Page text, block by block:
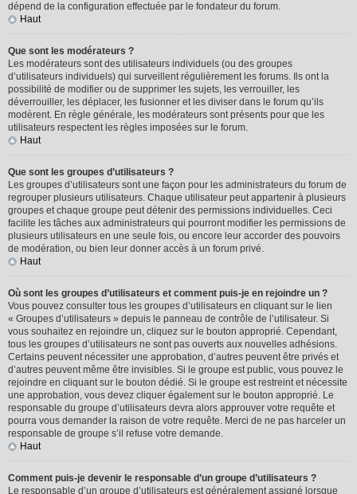
dépend de la configuration effectuée par le fondateur du forum.
Haut
Que sont les modérateurs ?
Les modérateurs sont des utilisateurs individuels (ou des groupes
d’utilisateurs individuels) qui surveillent régulièrement les forums. Ils ont la
possibilité de modifier ou de supprimer les sujets, les verrouiller, les
déverrouiller, les déplacer, les fusionner et les diviser dans le forum qu’ils
modèrent. En règle générale, les modérateurs sont présents pour que les
utilisateurs respectent les règles imposées sur le forum.
Haut
Que sont les groupes d’utilisateurs ?
Les groupes d’utilisateurs sont une façon pour les administrateurs du forum de
regrouper plusieurs utilisateurs. Chaque utilisateur peut appartenir à plusieurs
groupes et chaque groupe peut détenir des permissions individuelles. Ceci
facilite les tâches aux administrateurs qui pourront modifier les permissions de
plusieurs utilisateurs en une seule fois, ou encore leur accorder des pouvoirs
de modération, ou bien leur donner accès à un forum privé.
Haut
Où sont les groupes d’utilisateurs et comment puis-je en rejoindre un ?
Vous pouvez consulter tous les groupes d’utilisateurs en cliquant sur le lien
« Groupes d’utilisateurs » depuis le panneau de contrôle de l’utilisateur. Si
vous souhaitez en rejoindre un, cliquez sur le bouton approprié. Cependant,
tous les groupes d’utilisateurs ne sont pas ouverts aux nouvelles adhésions.
Certains peuvent nécessiter une approbation, d’autres peuvent être privés et
d’autres peuvent même être invisibles. Si le groupe est public, vous pouvez le
rejoindre en cliquant sur le bouton dédié. Si le groupe est restreint et nécessite
une approbation, vous devez cliquer également sur le bouton approprié. Le
responsable du groupe d’utilisateurs devra alors approuver votre requête et
pourra vous demander la raison de votre requête. Merci de ne pas harceler un
responsable de groupe s’il refuse votre demande.
Haut
Comment puis-je devenir le responsable d’un groupe d’utilisateurs ?
Le responsable d’un groupe d’utilisateurs est généralement assigné lorsque